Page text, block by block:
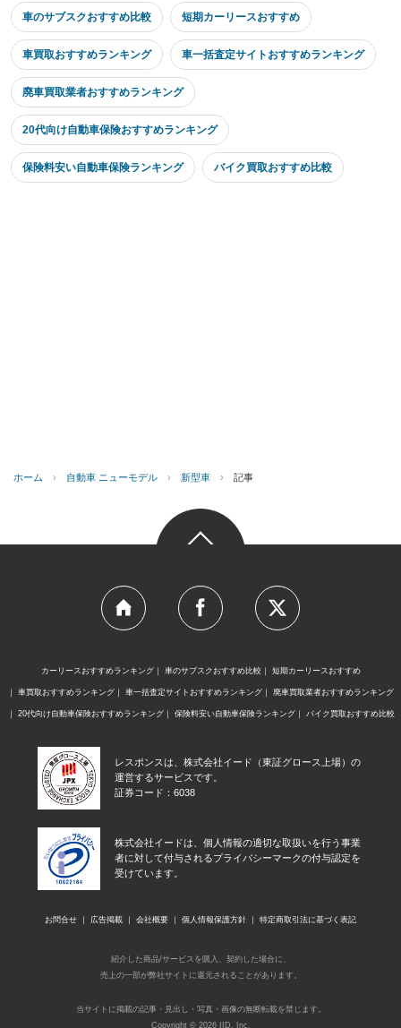
車のサブスクおすすめ比較 短期カーリースおすすめ
車買取おすすめランキング 車一括査定サイトおすすめランキング
廃車買取業者おすすめランキング
20代向け自動車保険おすすめランキング
保険料安い自動車保険ランキング バイク買取おすすめ比較
ホーム › 自動車 ニューモデル › 新型車 › 記事
カーリースおすすめランキング 車のサブスクおすすめ比較 短期カーリースおすすめ
車買取おすすめランキング 車一括査定サイトおすすめランキング 廃車買取業者おすすめランキング
20代向け自動車保険おすすめランキング 保険料安い自動車保険ランキング バイク買取おすすめ比較
レスポンスは、株式会社イード（東証グロース上場）の
運営するサービスです。
証券コード：6038
株式会社イードは、個人情報の適切な取扱いを行う事業
者に対して付与されるプライバシーマークの付与認定を
受けています。
お問合せ 広告掲載 会社概要 個人情報保護方針 特定商取引法に基づく表記
紹介した商品/サービスを購入、契約した場合に、
売上の一部が弊社サイトに還元されることがあります。
当サイトに掲載の記事・見出し・写真・画像の無断転載を禁じます。
Copyright © 2026 IID, Inc.